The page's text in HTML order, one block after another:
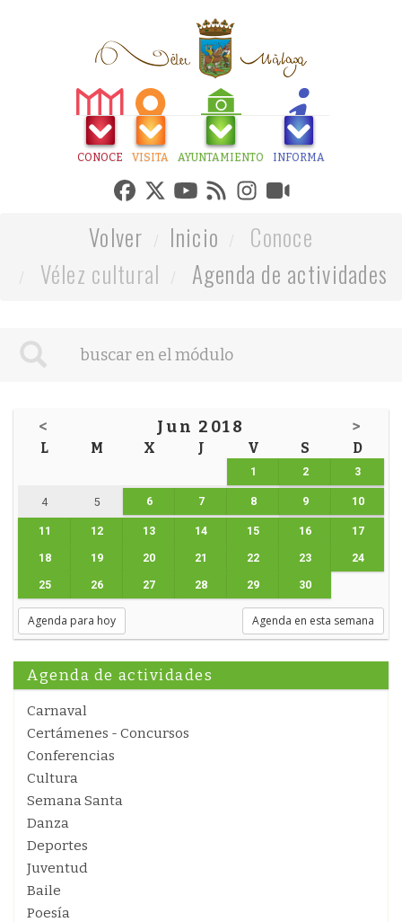
CONOCE VISITA AYUNTAMIENTO INFORMA
Volver Inicio
Conoce
Vélez cultural
Agenda de actividades
< Jun 2018 >
L M X J V S D
1 2 3
4 5 6 7 8 9 10
11 12 13 14 15 16 17
18 19 20 21 22 23 24
25 26 27 28 29 30
Agenda para hoy Agenda en esta semana
Agenda de actividades
Carnaval
Certámenes - Concursos
Conferencias
Cultura
Semana Santa
Danza
Deportes
Juventud
Baile
Poesía